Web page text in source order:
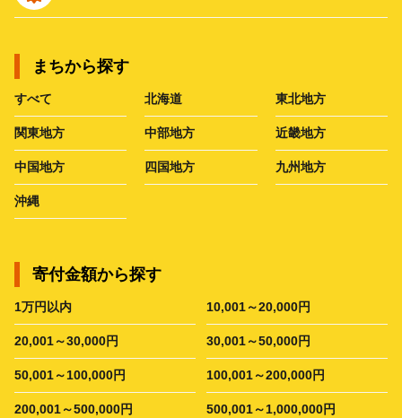
まちから探す
すべて 北海道 東北地方
関東地方 中部地方 近畿地方
中国地方 四国地方 九州地方
沖縄
寄付金額から探す
1万円以内 10,001～20,000円
20,001～30,000円 30,001～50,000円
50,001～100,000円 100,001～200,000円
200,001～500,000円 500,001～1,000,000円